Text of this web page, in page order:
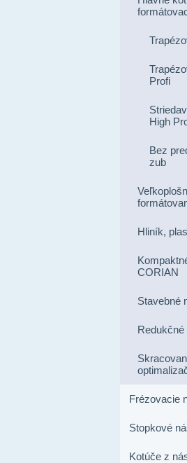
Profi
High
Bez
zub
Hliník,
CORIAN
Stavebné
Frézovacie
Stopkové
Kotúče z